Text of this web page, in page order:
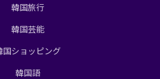
韓国旅行
韓国芸能
国ショッピング
韓国語